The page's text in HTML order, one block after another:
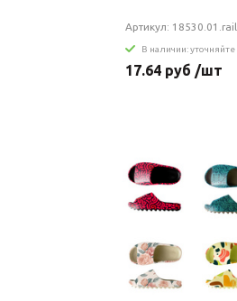
Артикул: 18530.01.rail
В наличии: уточняйте
17.64 руб /шт